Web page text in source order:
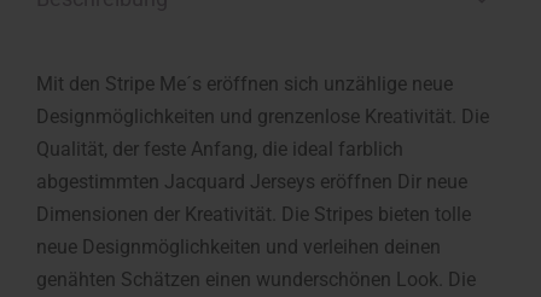
Mit den Stripe Me´s eröffnen sich unzählige neue
Designmöglichkeiten und grenzenlose Kreativität. Die
Qualität, der feste Anfang, die ideal farblich
abgestimmten Jacquard Jerseys eröffnen Dir neue
Dimensionen der Kreativität. Die Stripes bieten tolle
neue Designmöglichkeiten und verleihen deinen
genähten Schätzen einen wunderschönen Look. Die